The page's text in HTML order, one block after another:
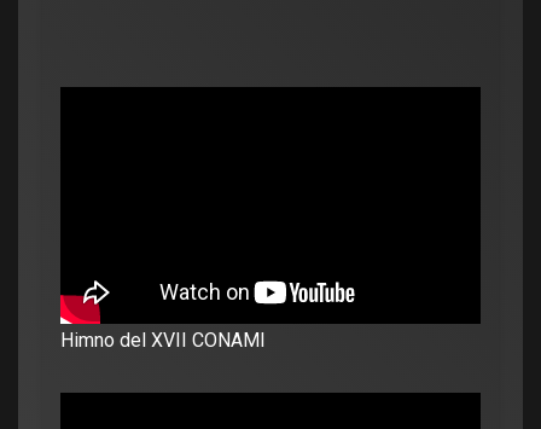
Himno del XVII CONAMI